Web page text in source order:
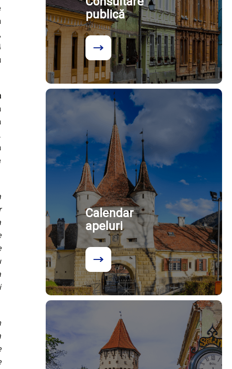
publică
Calendar
apeluri